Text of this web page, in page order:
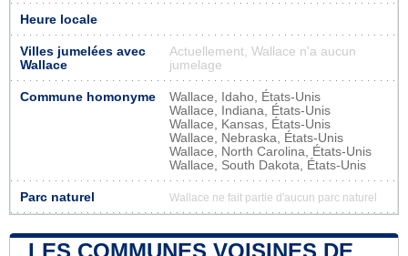
Heure locale
Villes jumelées avec
Wallace
Actuellement, Wallace n'a aucun
jumelage
Commune homonyme
Wallace, Idaho, États-Unis
Wallace, Indiana, États-Unis
Wallace, Kansas, États-Unis
Wallace, Nebraska, États-Unis
Wallace, North Carolina, États-Unis
Wallace, South Dakota, États-Unis
Parc naturel Wallace ne fait partie d'aucun parc naturel
LES COMMUNES VOISINES DE